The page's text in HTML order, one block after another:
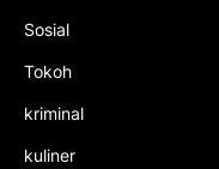
Sosial
Tokoh
kriminal
kuliner